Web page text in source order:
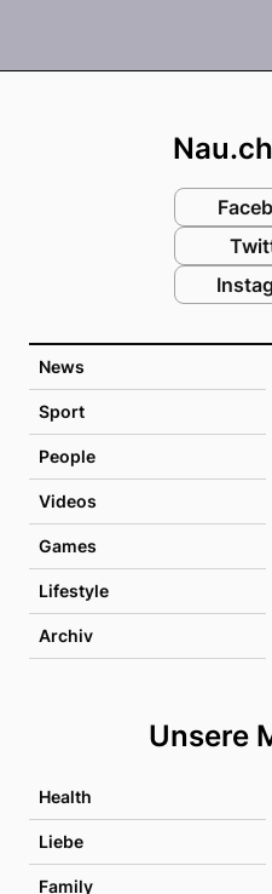
News
Sport
People
Videos
Games
Lifestyle
Archiv
Unsere
Health
Liebe
Family